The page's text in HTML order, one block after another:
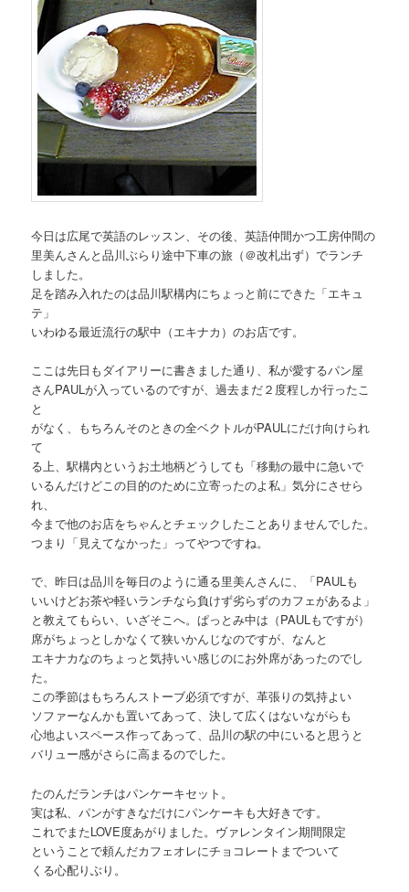
今日は広尾で英語のレッスン、その後、英語仲間かつ工房仲間の
里美んさんと品川ぶらり途中下車の旅（＠改札出ず）でランチ
しました。
足を踏み入れたのは品川駅構内にちょっと前にできた「エキュ
テ」
いわゆる最近流行の駅中（エキナカ）のお店です。
ここは先日もダイアリーに書きました通り、私が愛するパン屋
さんPAULが入っているのですが、過去まだ２度程しか行ったこ
と
がなく、もちろんそのときの全ベクトルがPAULにだけ向けられ
て
る上、駅構内というお土地柄どうしても「移動の最中に急いで
いるんだけどこの目的のために立寄ったのよ私」気分にさせら
れ、
今まで他のお店をちゃんとチェックしたことありませんでした。
つまり「見えてなかった」ってやつですね。
で、昨日は品川を毎日のように通る里美んさんに、「PAULも
いいけどお茶や軽いランチなら負けず劣らずのカフェがあるよ」
と教えてもらい、いざそこへ。ぱっとみ中は（PAULもですが）
席がちょっとしかなくて狭いかんじなのですが、なんと
エキナカなのちょっと気持いい感じのにお外席があったのでし
た。
この季節はもちろんストーブ必須ですが、革張りの気持よい
ソファーなんかも置いてあって、決して広くはないながらも
心地よいスペース作ってあって、品川の駅の中にいると思うと
バリュー感がさらに高まるのでした。
たのんだランチはパンケーキセット。
実は私、パンがすきなだけにパンケーキも大好きです。
これでまたLOVE度あがりました。ヴァレンタイン期間限定
ということで頼んだカフェオレにチョコレートまでついて
くる心配りぶり。